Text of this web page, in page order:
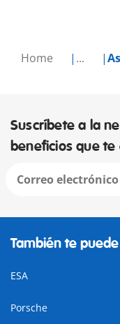
Home ...
Suscríbete a la
beneficios que te
También te
ESA
Porsche